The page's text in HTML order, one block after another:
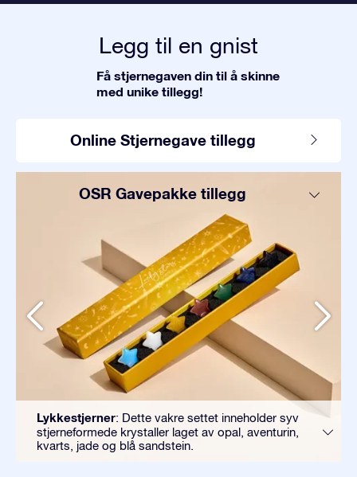
Legg til en gnist
Få stjernegaven din til å skinne
med unike tillegg!
Online Stjernegave tillegg
OSR Gavepakke tillegg
Lykkestjerner: Dette vakre settet inneholder syv
stjerneformede krystaller laget av opal, aventurin,
kvarts, jade og blå sandstein.